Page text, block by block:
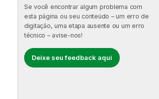
Se você encontrar algum problema com
esta página ou seu conteúdo – um erro de
digitação, uma etapa ausente ou um erro
técnico – avise-nos!
Deixe seu feedback aqui